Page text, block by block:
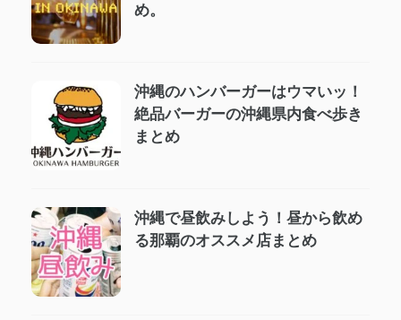
め。
沖縄のハンバーガーはウマいッ！
絶品バーガーの沖縄県内食べ歩き
まとめ
沖縄で昼飲みしよう！昼から飲め
る那覇のオススメ店まとめ